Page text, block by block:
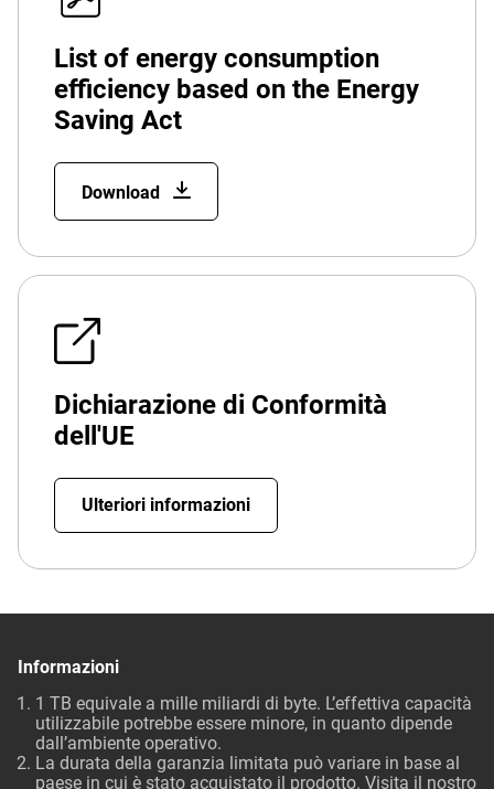
List of energy consumption
efficiency based on the Energy
Saving Act
Download
Dichiarazione di Conformità
dell'UE
Ulteriori informazioni
Informazioni
1 TB equivale a mille miliardi di byte. L’effettiva capacità
utilizzabile potrebbe essere minore, in quanto dipende
dall’ambiente operativo.
La durata della garanzia limitata può variare in base al
paese in cui è stato acquistato il prodotto. Visita il nostro